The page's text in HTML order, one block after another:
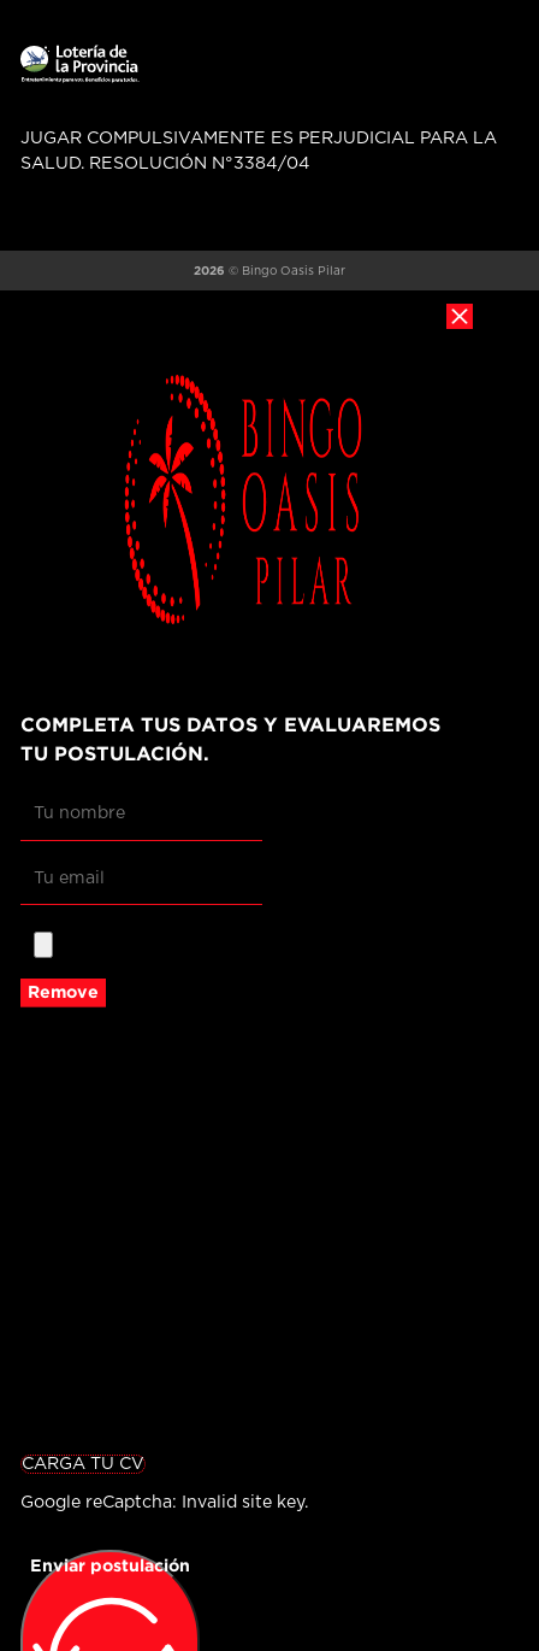
JUGAR COMPULSIVAMENTE ES PERJUDICIAL PARA LA
SALUD. RESOLUCIÓN N°3384/04
2026 © Bingo Oasis Pilar
COMPLETA TUS DATOS Y EVALUAREMOS
TU POSTULACIÓN.
Remove
CARGA TU CV
Google reCaptcha: Invalid site key.
Enviar postulación